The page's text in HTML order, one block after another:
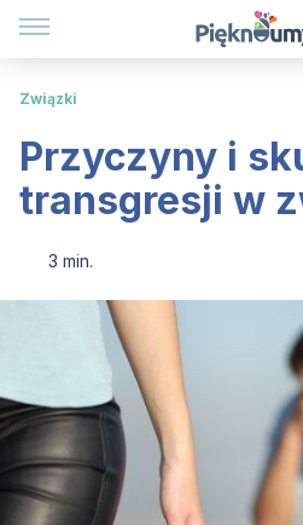
Związki
Przyczyny i
transgresji w
3 min.